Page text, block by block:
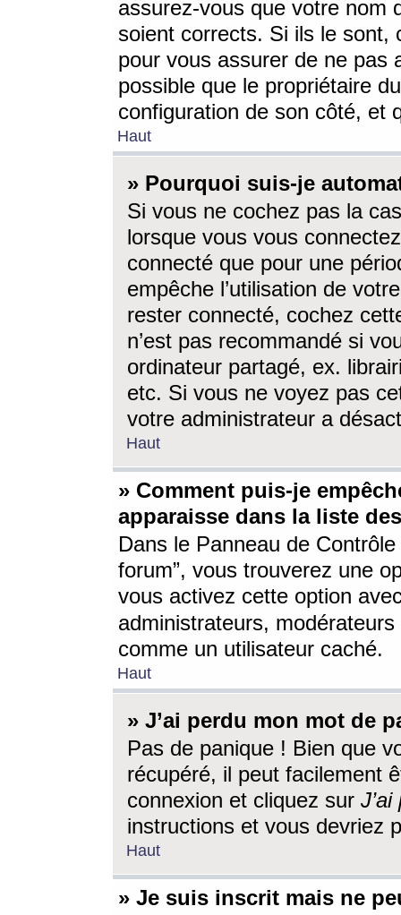
assurez-vous que votre nom
soient corrects. Si ils le sont,
pour vous assurer de ne pas
possible que le propriétaire
configuration de son côté, et
Haut
» Pourquoi suis-je
Si vous ne cochez pas la
lorsque vous vous
connecté que pour une
empêche l’utilisation de
rester connecté, cochez
n’est pas recommandé si
ordinateur partagé, ex.
etc. Si vous ne voyez pas
votre administrateur a
Haut
» Comment puis-je
apparaisse dans la liste
Dans le Panneau de
forum”, vous trouverez une
vous activez cette option
administrateurs,
comme un utilisateur caché.
Haut
» J’ai perdu mon mot de
Pas de panique ! Bien que
récupéré, il peut facilement
connexion et cliquez sur
instructions et vous devriez
Haut
» Je suis inscrit mais ne